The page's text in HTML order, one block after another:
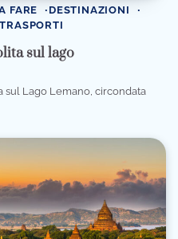
FARE
DESTINAZIONI
TRASPORTI
sul lago
sul Lago Lemano, circondata